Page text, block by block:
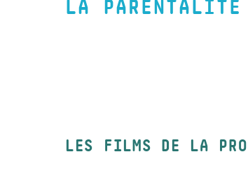
LA PARENTALITÉ
LES FILMS DE LA